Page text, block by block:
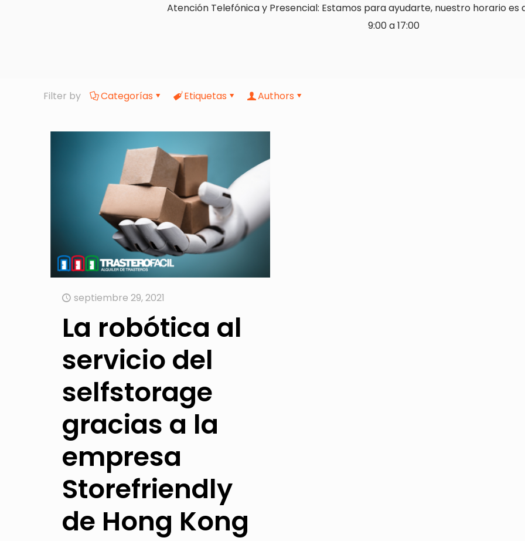
Atención Telefónica y Presencial: Estamos para ayudarte, nuestro horario es
9:00 a 17:00
Filter by Categorías Etiquetas Authors
septiembre 29, 2021
La robótica al
servicio del
selfstorage
gracias a la
empresa
Storefriendly
de Hong Kong